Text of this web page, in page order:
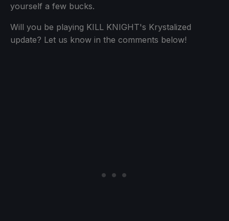
yourself a few bucks.
Will you be playing KILL KNIGHT's Krystalized
update? Let us know in the comments below!